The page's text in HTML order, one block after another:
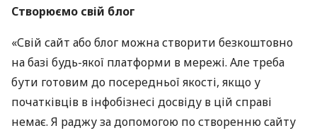
Створюємо свій блог
«Свій сайт або блог можна створити безкоштовно
на базі будь-якої платформи в мережі. Але треба
бути готовим до посередньої якості, якщо у
початківців в інфобізнесі досвіду в цій справі
немає. Я раджу за допомогою по створенню сайту